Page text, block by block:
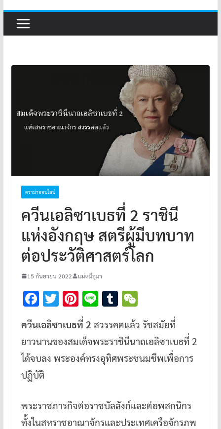
ดราม่าออนไลน์
ควีนเอลิซาเบธที่ 2 ราชินี
แห่งอังกฤษ สตรีผู้มีบทบาท
ต่อประวัติศาสตร์โลก
15 กันยายน 2022 แม่หมีอุมา
F
ac
e
b
o
o
T
tt
er
Pi
nt
er
es
t
Li
e
T
m
bl
r
W
C
h
at
ควีนเอลิซาเบธที่ 2 สวรรคตแล้ว รัชสมัยที่
ยาวนานของสมเด็จพระราชินีนาถเอลิซาเบธที่ 2
ได้จบลง พระองค์ทรงอุทิศพระชนมชีพเพื่อการ
ปฏิบัติ
พระราชภารกิจต่อราชบัลลังก์และต่อพสกนิกร
ทั้งในสหราชอาณาจักรและประเทศเครือจักรภพ